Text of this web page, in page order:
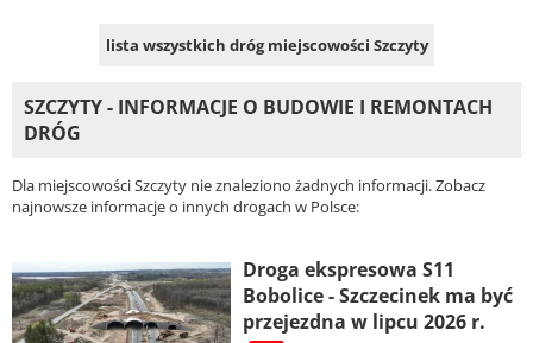
lista wszystkich dróg miejscowości Szczyty
SZCZYTY - INFORMACJE O BUDOWIE I REMONTACH
DRÓG
Dla miejscowości Szczyty nie znaleziono żadnych informacji. Zobacz
najnowsze informacje o innych drogach w Polsce:
Droga ekspresowa S11
Bobolice - Szczecinek ma być
przejezdna w lipcu 2026 r.